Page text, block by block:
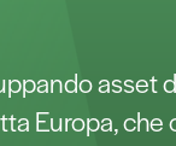
asset
Europa, che